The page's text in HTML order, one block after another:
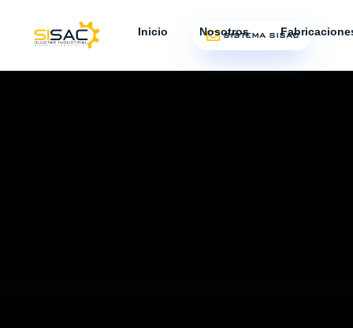
Inicio NosotrosSISTEMA SISAC